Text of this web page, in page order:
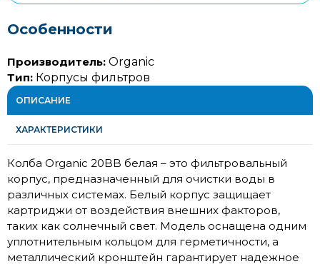
Особенности
Производитель: Organic
Тип: Корпусы фильтров
ОПИСАНИЕ
ХАРАКТЕРИСТИКИ
Колба Organic 20BB белая – это фильтровальный
корпус, предназначенный для очистки воды в
различных системах. Белый корпус защищает
картриджи от воздействия внешних факторов,
таких как солнечный свет. Модель оснащена одним
уплотнительным кольцом для герметичности, а
металлический кронштейн гарантирует надежное